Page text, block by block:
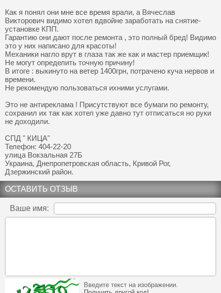
Как я понял они мне все время врали, а Вячеслав
Викторович видимо хотел вдвойне заработать на снятие-
установке КПП.
Гарантию они дают после ремонта , это полный бред! Видимо
это у них написано для красоты!
Механики нагло врут в глаза так же как и мастер приемщик!
Не могут определить точную причину!
В итоге : выкинуто на ветер 1400грн, потрачено куча нервов и
времени.
Не рекомендую пользоваться ихними услугами.
Это не антиреклама ! Присутствуют все бумаги по ремонту,
сохранил их так как хотел уже давно тут отписаться но руки
не доходили.
СПД " КИЦА"
Телефон: 404-22-20
улица Вокзальная 27Б
Украина, Днепропетровская область, Кривой Рог,
Дзержинский район.
ОСТАВИТЬ ОТЗЫВ
Ваше имя:
Введите текст на изображении.